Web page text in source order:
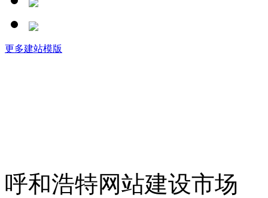
更多建站模版
呼和浩特网站建设市场